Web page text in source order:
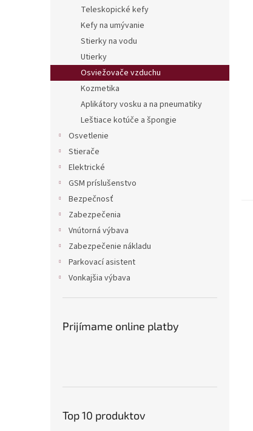
Teleskopické kefy
Kefy na umývanie
Stierky na vodu
Utierky
Osviežovače vzduchu
Kozmetika
Aplikátory vosku a na pneumatiky
Leštiace kotúče a špongie
Osvetlenie
Stierače
Elektrické
GSM príslušenstvo
Bezpečnosť
Zabezpečenia
Vnútorná výbava
Zabezpečenie nákladu
Parkovací asistent
Vonkajšia výbava
Prijímame online platby
Top 10 produktov